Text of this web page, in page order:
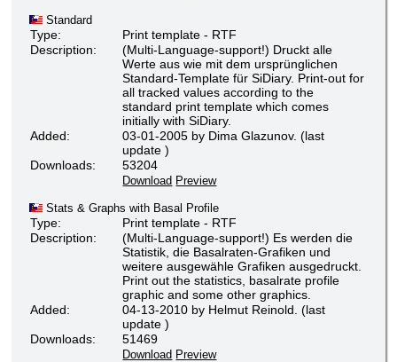
Standard
Type:
Print template - RTF
Description:
(Multi-Language-support!) Druckt alle
Werte aus wie mit dem ursprünglichen
Standard-Template für SiDiary. Print-out for
all tracked values according to the
standard print template which comes
initially with SiDiary.
Added:
03-01-2005 by Dima Glazunov. (last
update )
Downloads:
53204
Download Preview
Stats & Graphs with Basal Profile
Type:
Print template - RTF
Description:
(Multi-Language-support!) Es werden die
Statistik, die Basalraten-Grafiken und
weitere ausgewähle Grafiken ausgedruckt.
Print out the statistics, basalrate profile
graphic and some other graphics.
Added:
04-13-2010 by Helmut Reinold. (last
update )
Downloads:
51469
Download Preview